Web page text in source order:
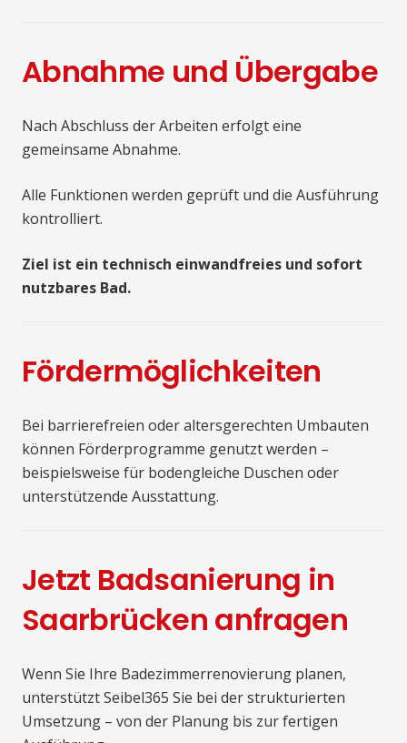
Abnahme und Übergabe
Nach Abschluss der Arbeiten erfolgt eine
gemeinsame Abnahme.
Alle Funktionen werden geprüft und die Ausführung
kontrolliert.
Ziel ist ein technisch einwandfreies und sofort
nutzbares Bad.
Fördermöglichkeiten
Bei barrierefreien oder altersgerechten Umbauten
können Förderprogramme genutzt werden –
beispielsweise für bodengleiche Duschen oder
unterstützende Ausstattung.
Jetzt Badsanierung in
Saarbrücken anfragen
Wenn Sie Ihre Badezimmerrenovierung planen,
unterstützt Seibel365 Sie bei der strukturierten
Umsetzung – von der Planung bis zur fertigen